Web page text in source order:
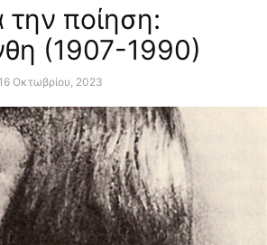
ποίηση:
(1907-1990)
16 Οκτωβρίου, 2023